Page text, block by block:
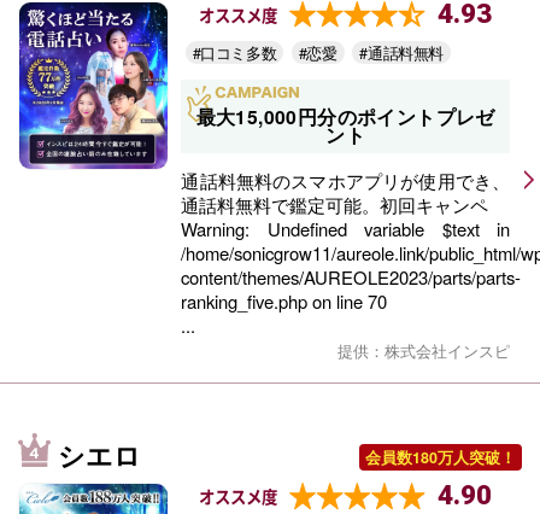
オススメ度 4.93
#口コミ多数 #恋愛 #通話料無料
最大15,000円分のポイントプレゼ
ント
通話料無料のスマホアプリが使用でき、
通話料無料で鑑定可能。初回キャンペ
Warning: Undefined variable $text in
/home/sonicgrow11/aureole.link/public_html/
content/themes/AUREOLE2023/parts/parts-
ranking_five.phpon line70
...
提供：株式会社インスピ
シエロ 会員数180万人突破！
オススメ度 4.90